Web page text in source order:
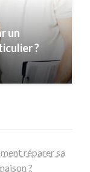
un
?
réparer sa
?